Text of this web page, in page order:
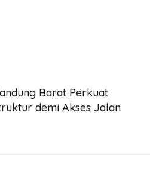
Barat Perkuat
demi Akses Jalan